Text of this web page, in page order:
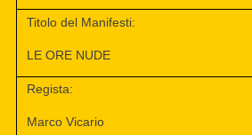
Titolo del Manifesti:
LE ORE NUDE
Regista:
Marco Vicario